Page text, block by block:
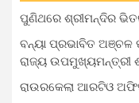
ପୁଣିଥରେ ଶ୍ରୀମନ୍ଦିର
ବନ୍ୟା ପ୍ରଭାବିତ ଅଞ୍ଚଳ
ରାଜ୍ୟ ଉପମୁଖ୍ୟମନ୍ତ୍ରୀ
ରାଉରକେଲା ଆରଟିଓ